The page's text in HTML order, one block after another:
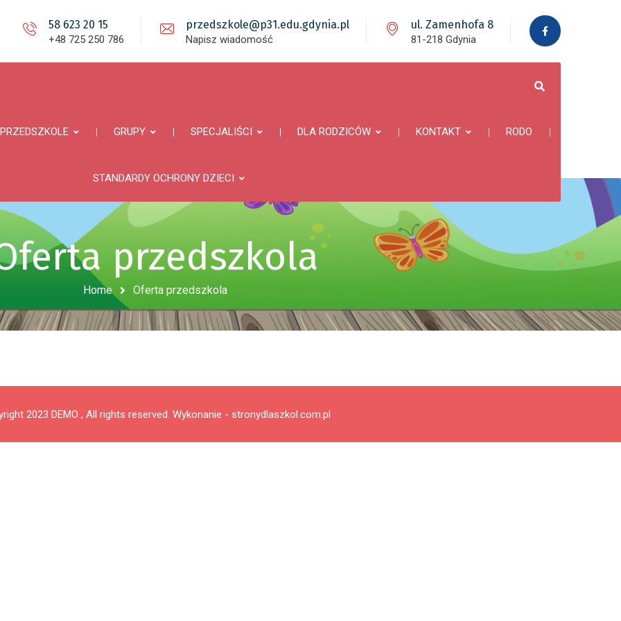
58 623 20 15
+48 725 250 786
przedszkole@p31.edu.gdynia.pl
Napisz wiadomość
ul. Zamenhofa 8
81-218 Gdynia
PRZEDSZKOLE GRUPY SPECJALIŚCI DLA RODZICÓW KONTAKT RODO
STANDARDY OCHRONY DZIECI
przedszkola
Home Oferta przedszkola
2023 DEMO , All rights reserved. Wykonanie - stronydlaszkol.com.pl